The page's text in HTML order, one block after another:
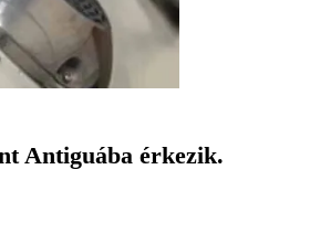
Antiguába érkezik.